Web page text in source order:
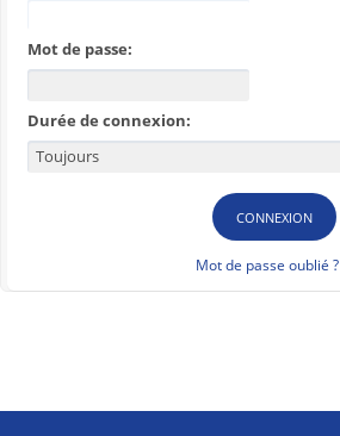
Mot de passe:
Durée de connexion:
Mot de passe oublié ?